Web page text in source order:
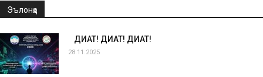
Эълонҳо
ДИҚҚАТ! ДИҚҚАТ! ДИҚҚАТ!
28.11.2025